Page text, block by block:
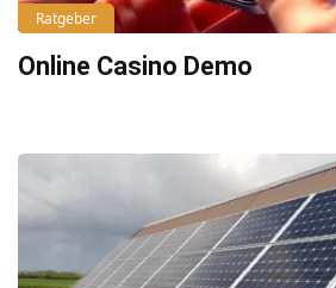
Ratgeber
Online Casino Demo